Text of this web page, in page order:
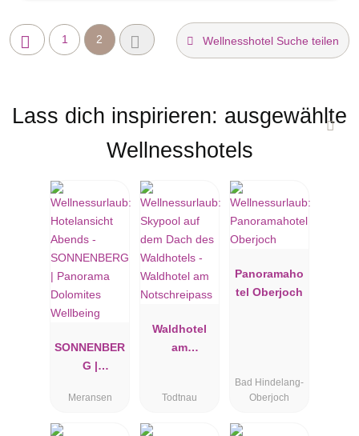
1 2 Wellnesshotel Suche teilen
Lass dich inspirieren: ausgewählte
Wellnesshotels
SONNENBER
G |
Dolomites
Meransen
Waldhotel
am
Todtnau
Panoramaho
tel Oberjoch
Bad Hindelang-
Oberjoch